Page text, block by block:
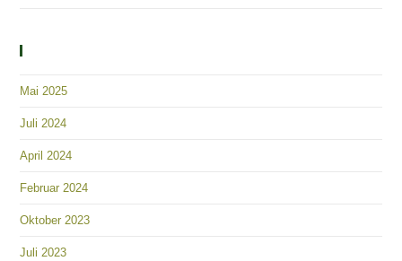
Mai 2025
Juli 2024
April 2024
Februar 2024
Oktober 2023
Juli 2023